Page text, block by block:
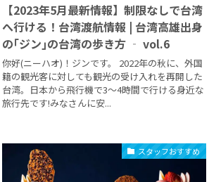
【2023年5月最新情報】制限なしで台湾
へ行ける！台湾渡航情報 | 台湾高雄出身
の｢ジン｣の台湾の歩き方 ‐ vol.6
你好(ニーハオ)！ジンです。 2022年の秋に、外国
籍の観光客に対しても観光の受け入れを再開した
台湾。日本から飛行機で3〜4時間で行ける身近な
旅行先です!みなさんに安...
スタッフおすすめ